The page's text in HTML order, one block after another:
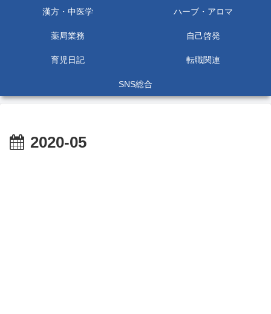
漢方・中医学 ハーブ・アロマ
薬局業務 自己啓発
育児日記 転職関連
SNS総合
2020-05